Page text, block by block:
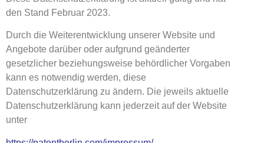
den Stand Februar 2023.
Durch die Weiterentwicklung unserer Website und
Angebote darüber oder aufgrund geänderter
gesetzlicher beziehungsweise behördlicher Vorgaben
kann es notwendig werden, diese
Datenschutzerklärung zu ändern. Die jeweils aktuelle
Datenschutzerklärung kann jederzeit auf der Website
unter